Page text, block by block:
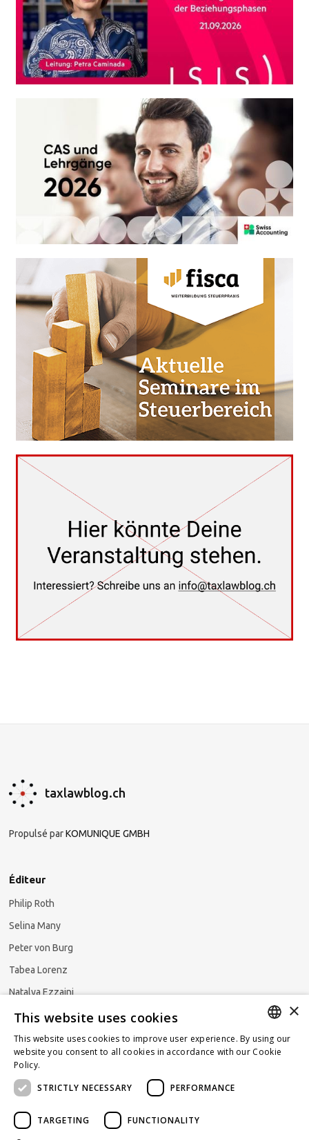
taxlawblog.ch
Propulsé parKOMUNIQUE GMBH
Éditeur
Philip Roth
Selina Many
Peter von Burg
Tabea Lorenz
Natalya Ezzaini
S'abonner à la newsletter
GERMAN
×
This website uses cookies
This website uses cookies to improve user experience. By using our
website you consent to all cookies in accordance with our Cookie
Policy.
STRICTLY NECESSARY
PERFORMANCE
TARGETING FUNCTIONALITY